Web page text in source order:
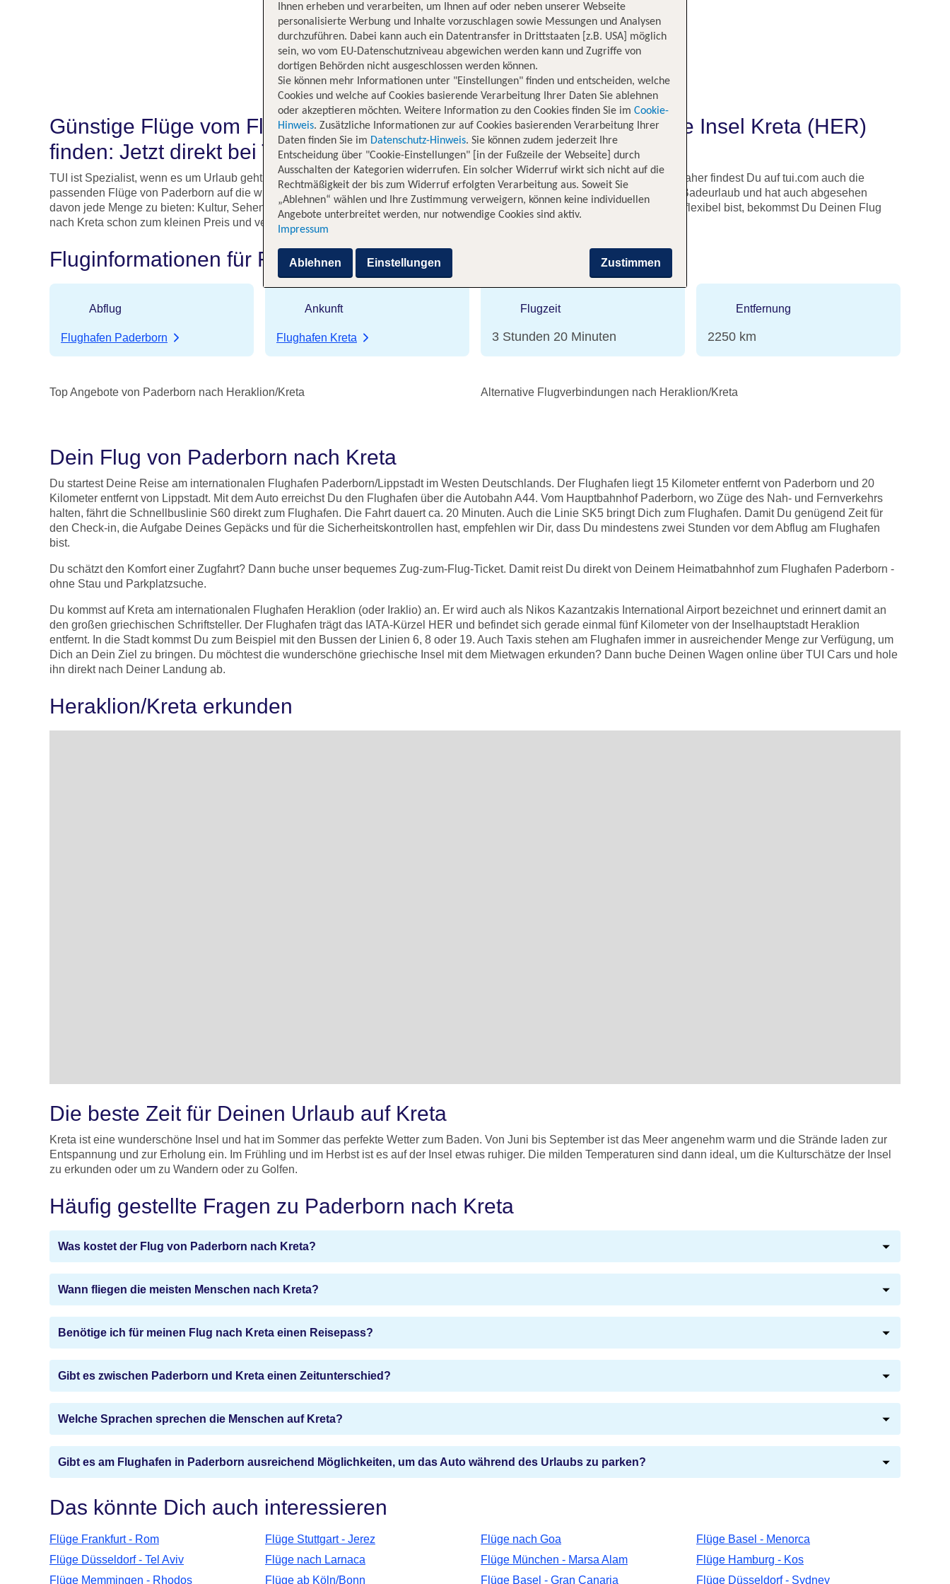
Günstige Flüge vom Flughafen Paderborn (PAD) auf die griechische Insel Kreta (HER)
finden: Jetzt direkt bei TUI buchen!
TUI ist Spezialist, wenn es um Urlaub geht und bietet Flüge zu den beliebtesten Urlaubdestinationen auf der ganzen Welt an. Daher findest Du auf tui.com auch die
passenden Flüge von Paderborn auf die wunderschöne griechische Insel Kreta. Kreta ist im Sommer ein ideales Ziel für einen Badeurlaub und hat auch abgesehen
davon jede Menge zu bieten: Kultur, Sehenswürdigkeiten, Natur und viele Sportmöglichkeiten. Wenn Du früh buchst und etwas flexibel bist, bekommst Du Deinen Flug
nach Kreta schon zum kleinen Preis und verbringst dort einen wunderbaren Urlaub.
Fluginformationen für Flüge von Paderborn nach Kreta
Abflug
Flughafen Paderborn
Ankunft
Flughafen Kreta
Flugzeit
3 Stunden 20 Minuten
Entfernung
2250 km
Top Angebote von Paderborn nach Heraklion/Kreta Alternative Flugverbindungen nach Heraklion/Kreta
Dein Flug von Paderborn nach Kreta
Du startest Deine Reise am internationalen Flughafen Paderborn/Lippstadt im Westen Deutschlands. Der Flughafen liegt 15 Kilometer entfernt von Paderborn und 20
Kilometer entfernt von Lippstadt. Mit dem Auto erreichst Du den Flughafen über die Autobahn A44. Vom Hauptbahnhof Paderborn, wo Züge des Nah- und Fernverkehrs
halten, fährt die Schnellbuslinie S60 direkt zum Flughafen. Die Fahrt dauert ca. 20 Minuten. Auch die Linie SK5 bringt Dich zum Flughafen. Damit Du genügend Zeit für
den Check-in, die Aufgabe Deines Gepäcks und für die Sicherheitskontrollen hast, empfehlen wir Dir, dass Du mindestens zwei Stunden vor dem Abflug am Flughafen
bist.
Du schätzt den Komfort einer Zugfahrt? Dann buche unser bequemes Zug-zum-Flug-Ticket. Damit reist Du direkt von Deinem Heimatbahnhof zum Flughafen Paderborn -
ohne Stau und Parkplatzsuche.
Du kommst auf Kreta am internationalen Flughafen Heraklion (oder Iraklio) an. Er wird auch als Nikos Kazantzakis International Airport bezeichnet und erinnert damit an
den großen griechischen Schriftsteller. Der Flughafen trägt das IATA-Kürzel HER und befindet sich gerade einmal fünf Kilometer von der Inselhauptstadt Heraklion
entfernt. In die Stadt kommst Du zum Beispiel mit den Bussen der Linien 6, 8 oder 19. Auch Taxis stehen am Flughafen immer in ausreichender Menge zur Verfügung, um
Dich an Dein Ziel zu bringen. Du möchtest die wunderschöne griechische Insel mit dem Mietwagen erkunden? Dann buche Deinen Wagen online über TUI Cars und hole
ihn direkt nach Deiner Landung ab.
Heraklion/Kreta erkunden
Die beste Zeit für Deinen Urlaub auf Kreta
Kreta ist eine wunderschöne Insel und hat im Sommer das perfekte Wetter zum Baden. Von Juni bis September ist das Meer angenehm warm und die Strände laden zur
Entspannung und zur Erholung ein. Im Frühling und im Herbst ist es auf der Insel etwas ruhiger. Die milden Temperaturen sind dann ideal, um die Kulturschätze der Insel
zu erkunden oder um zu Wandern oder zu Golfen.
Häufig gestellte Fragen zu Paderborn nach Kreta
Was kostet der Flug von Paderborn nach Kreta?
Wann fliegen die meisten Menschen nach Kreta?
Benötige ich für meinen Flug nach Kreta einen Reisepass?
Gibt es zwischen Paderborn und Kreta einen Zeitunterschied?
Welche Sprachen sprechen die Menschen auf Kreta?
Gibt es am Flughafen in Paderborn ausreichend Möglichkeiten, um das Auto während des Urlaubs zu parken?
Das könnte Dich auch interessieren
Flüge Frankfurt - Rom Flüge Stuttgart - Jerez Flüge nach Goa
Flüge Basel - Menorca
Flüge Düsseldorf - Tel Aviv
Flüge nach Larnaca Flüge München - Marsa Alam
Flüge Hamburg - Kos
Flüge Memmingen - Rhodos
Flüge ab Köln/Bonn Flüge Basel - Gran Canaria Flüge Düsseldorf - Sydney
Ihnen erheben und verarbeiten, um Ihnen auf oder neben unserer Webseite
personalisierte Werbung und Inhalte vorzuschlagen sowie Messungen und Analysen
durchzuführen. Dabei kann auch ein Datentransfer in Drittstaaten [z.B. USA] möglich
sein, wo vom EU-Datenschutzniveau abgewichen werden kann und Zugriffe von
dortigen Behörden nicht ausgeschlossen werden können.
Sie können mehr Informationen unter "Einstellungen" finden und entscheiden, welche
Cookies und welche auf Cookies basierende Verarbeitung Ihrer Daten Sie ablehnen
oder akzeptieren möchten. Weitere Information zu den Cookies finden Sie im Cookie-
Hinweis. Zusätzliche Informationen zur auf Cookies basierenden Verarbeitung Ihrer
Daten finden Sie im Datenschutz-Hinweis. Sie können zudem jederzeit Ihre
Entscheidung über "Cookie-Einstellungen" [in der Fußzeile der Webseite] durch
Ausschalten der Kategorien widerrufen. Ein solcher Widerruf wirkt sich nicht auf die
Rechtmäßigkeit der bis zum Widerruf erfolgten Verarbeitung aus. Soweit Sie
„Ablehnen“ wählen und Ihre Zustimmung verweigern, können keine individuellen
Angebote unterbreitet werden, nur notwendige Cookies sind aktiv.
Impressum
Zustimmen
Ablehnen Einstellungen